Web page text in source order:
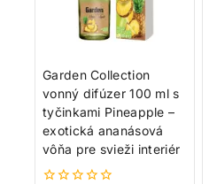
Garden Collection
vonný difúzer 100 ml s
tyčinkami Pineapple –
exotická ananásová
vôňa pre svieži interiér